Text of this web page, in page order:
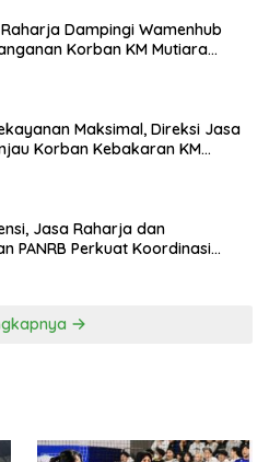
Dampingi Wamenhub
Korban KM Mutiara
Maksimal, Direksi Jasa
Korban Kebakaran KM
Jasa Raharja dan
PANRB Perkuat Koordinasi